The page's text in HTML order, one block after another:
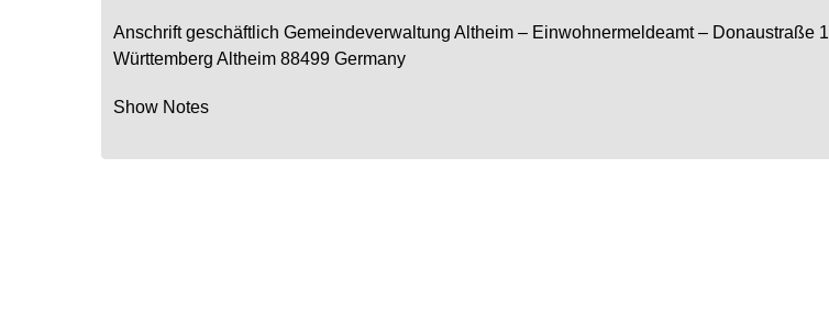
Anschrift geschäftlich Gemeindeverwaltung Altheim – Einwohnermeldeamt – Donaustraße 1
Württemberg Altheim 88499 Germany
Show Notes